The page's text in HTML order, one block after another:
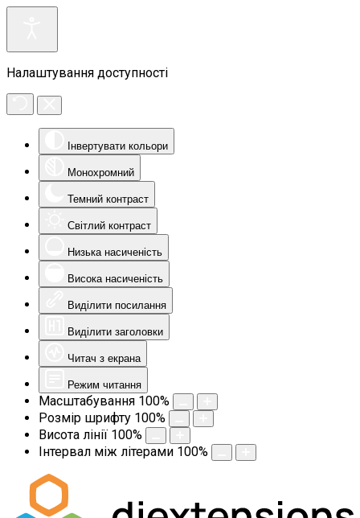
Налаштування доступності
Інвертувати кольори
Монохромний
Темний контраст
Світлий контраст
Низька насиченість
Висока насиченість
Виділити посилання
Виділити заголовки
Читач з екрана
Режим читання
Масштабування 100%
Розмір шрифту 100%
Висота лінії 100%
Інтервал між літерами 100%